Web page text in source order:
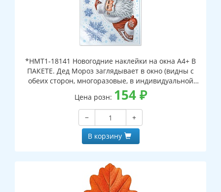
*НМТ1-18141 Новогодние наклейки на окна А4+ В
ПАКЕТЕ. Дед Мороз заглядывает в окно (видны с
обеих сторон, многоразовые, в индивидуальной
упаковке, с европодвесом и клеевым клапаном)
Цена розн: 154₽
−
+
В корзину